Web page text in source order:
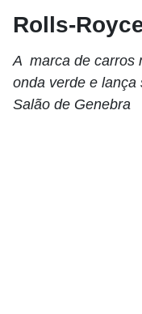
Rolls-
A marca de carros
onda verde e lança
Salão de Genebra